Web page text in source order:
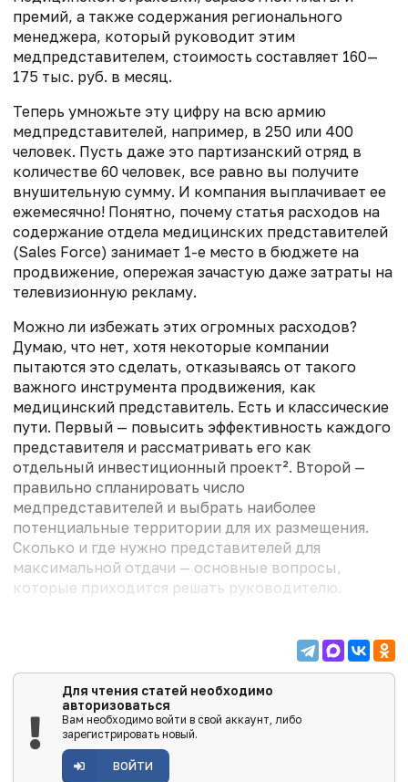
премий, а также содержания регионального
менеджера, который руководит этим
медпредставителем, стоимость составляет 160—
175 тыс. руб. в месяц.
Теперь умножьте эту цифру на всю армию
медпредставителей, например, в 250 или 400
человек. Пусть даже это партизанский отряд в
количестве 60 человек, все равно вы получите
внушительную сумму. И компания выплачивает ее
ежемесячно! Понятно, почему статья расходов на
содержание отдела медицинских представителей
(Sales Force) занимает 1-е место в бюджете на
продвижение, опережая зачастую даже затраты на
телевизионную рекламу.
Можно ли избежать этих огромных расходов?
Думаю, что нет, хотя некоторые компании
пытаются это сделать, отказываясь от такого
важного инструмента продвижения, как
медицинский представитель. Есть и классические
пути. Первый — повысить эффективность каждого
представителя и рассматривать его как
отдельный инвестиционный проект². Второй —
правильно спланировать число
медпредставителей и выбрать наиболее
потенциальные территории для их размещения.
Сколько и где нужно представителей для
максимальной отдачи — основные вопросы,
которые приходится решать руководителю.
Для чтения статей необходимо
авторизоваться
Вам необходимо войти в свой аккаунт, либо
зарегистрировать новый.
ВОЙТИ